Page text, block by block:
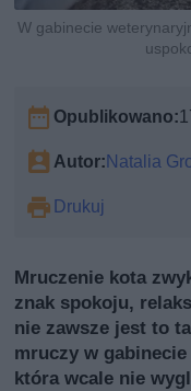
W gabinecie
Opublikowano:
Autor: Natalia
Drukuj
Mruczenie kota
znak spokoju,
nie zawsze jest to
mruczy w
która wcale nie